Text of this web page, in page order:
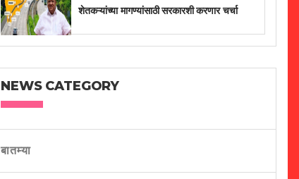
शेतकऱ्यांच्या मागण्यांसाठी सरकारशी करणार चर्चा
NEWS CATEGORY
बातम्या